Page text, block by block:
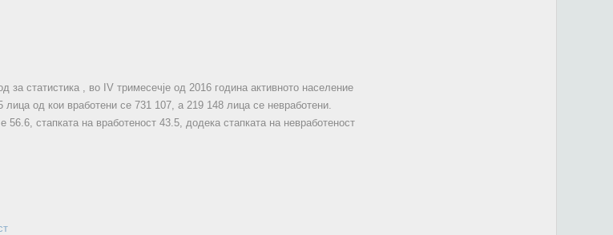
за статистика , во IV тримесечје од 2016 година активното население
лица од кои вработени се 731 107, а 219 148 лица се невработени.
56.6, стапката на вработеност 43.5, додека стапката на невработеност